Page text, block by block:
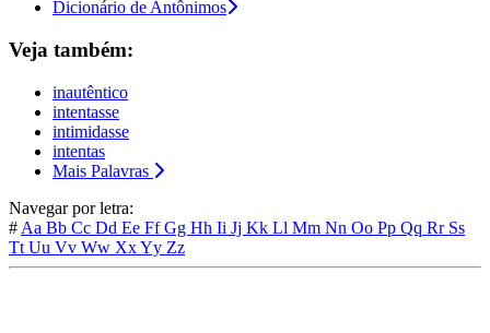
Dicionário de Antônimos
Veja também:
inautêntico
intentasse
intimidasse
intentas
Mais Palavras
Navegar por letra:
# Aa Bb Cc Dd Ee FfGg Hh Ii Jj Kk Ll Mm Nn Oo Pp Qq Rr Ss
Tt Uu Vv Ww XxYy Zz